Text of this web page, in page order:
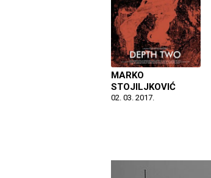
MARKO
STOJILJKOVIĆ
02. 03. 2017.